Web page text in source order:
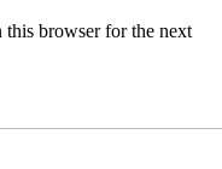
this browser for the next